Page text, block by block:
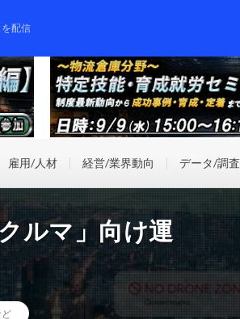
配信
雇用/人材 経営/業界動向 データ/調査
ルマ」向け運
ど